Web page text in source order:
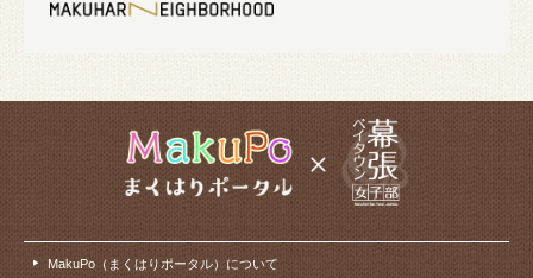
MakuPo（まくはりポータル）について